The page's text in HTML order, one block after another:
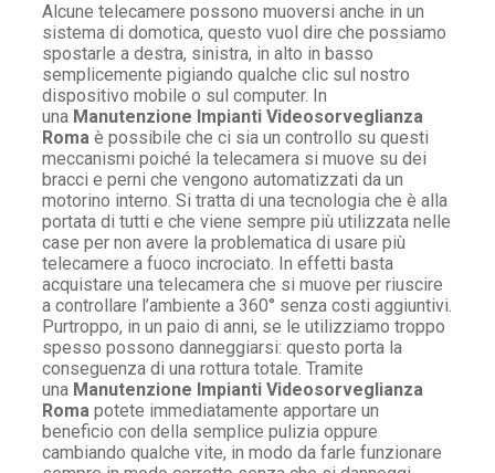
Alcune telecamere possono muoversi anche in un
sistema di domotica, questo vuol dire che possiamo
spostarle a destra, sinistra, in alto in basso
semplicemente pigiando qualche clic sul nostro
dispositivo mobile o sul computer. In
una Manutenzione Impianti Videosorveglianza
Roma è possibile che ci sia un controllo su questi
meccanismi poiché la telecamera si muove su dei
bracci e perni che vengono automatizzati da un
motorino interno. Si tratta di una tecnologia che è alla
portata di tutti e che viene sempre più utilizzata nelle
case per non avere la problematica di usare più
telecamere a fuoco incrociato. In effetti basta
acquistare una telecamera che si muove per riuscire
a controllare l’ambiente a 360° senza costi aggiuntivi.
Purtroppo, in un paio di anni, se le utilizziamo troppo
spesso possono danneggiarsi: questo porta la
conseguenza di una rottura totale. Tramite
una Manutenzione Impianti Videosorveglianza
Roma potete immediatamente apportare un
beneficio con della semplice pulizia oppure
cambiando qualche vite, in modo da farle funzionare